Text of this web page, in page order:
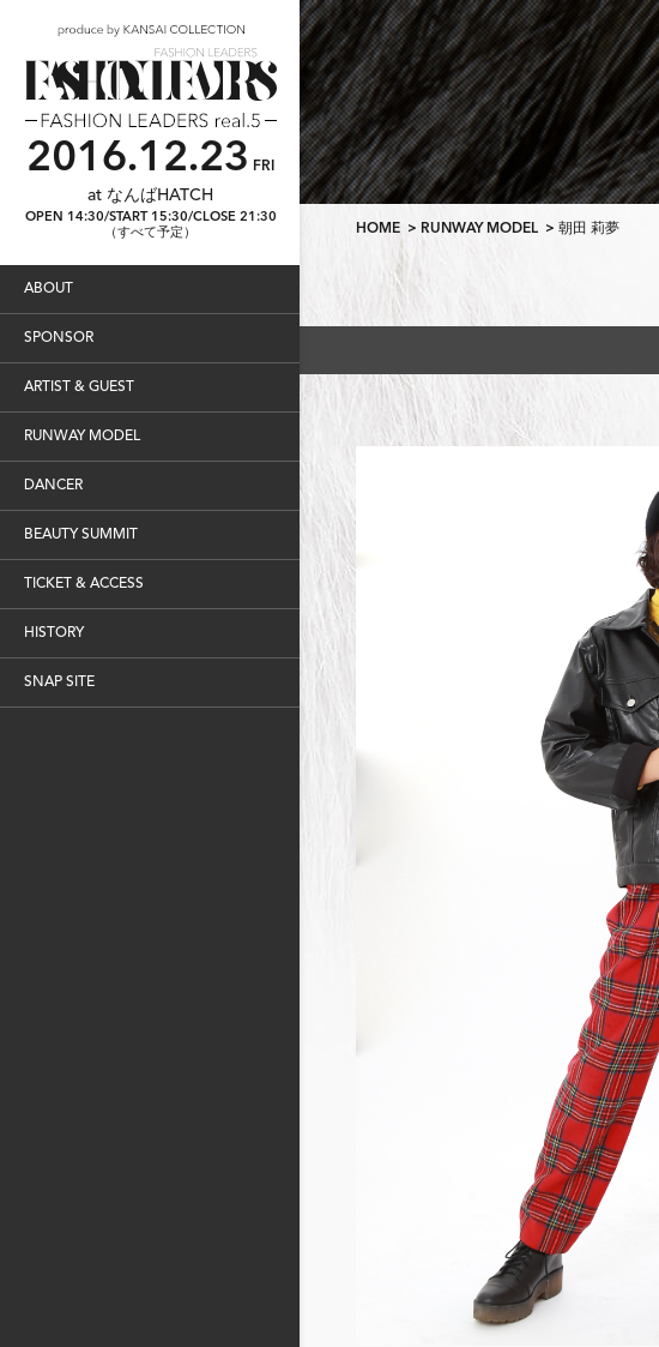
ABOUT
SPONSOR
ARTIST & GUEST
RUNWAY MODEL
DANCER
BEAUTY SUMMIT
TICKET & ACCESS
HISTORY
SNAP SITE
2016.12.23 FRI
at なんばHATCH
OPEN 14:30/START 15:30/CLOSE 21:30
（すべて予定）
HOME > RUNWAY MODEL > 朝田 莉夢